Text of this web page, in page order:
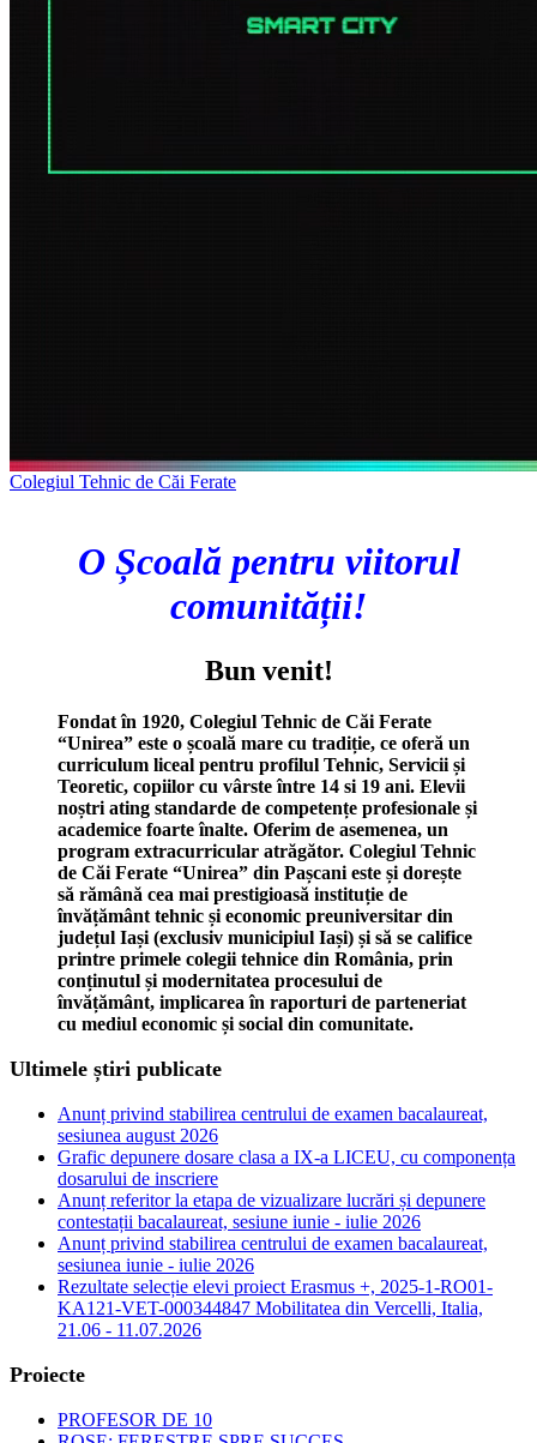
Colegiul Tehnic de Căi Ferate
O Școală pentru viitorul
comunității!
Bun venit!
Fondat în 1920, Colegiul Tehnic de Căi Ferate
“Unirea” este o școală mare cu tradiție, ce oferă un
curriculum liceal pentru profilul Tehnic, Servicii și
Teoretic, copiilor cu vârste între 14 si 19 ani. Elevii
noștri ating standarde de competențe profesionale și
academice foarte înalte. Oferim de asemenea, un
program extracurricular atrăgător. Colegiul Tehnic
de Căi Ferate “Unirea” din Pașcani este și dorește
să rămână cea mai prestigioasă instituție de
învățământ tehnic și economic preuniversitar din
județul Iași (exclusiv municipiul Iași) și să se califice
printre primele colegii tehnice din România, prin
conținutul și modernitatea procesului de
învățământ, implicarea în raporturi de parteneriat
cu mediul economic și social din comunitate.
Ultimele știri publicate
Anunț privind stabilirea centrului de examen bacalaureat,
sesiunea august 2026
Grafic depunere dosare clasa a IX-a LICEU, cu componența
dosarului de inscriere
Anunț referitor la etapa de vizualizare lucrări și depunere
contestații bacalaureat, sesiune iunie - iulie 2026
Anunț privind stabilirea centrului de examen bacalaureat,
sesiunea iunie - iulie 2026
Rezultate selecție elevi proiect Erasmus +, 2025-1-RO01-
KA121-VET-000344847 Mobilitatea din Vercelli, Italia,
21.06 - 11.07.2026
Proiecte
PROFESOR DE 10